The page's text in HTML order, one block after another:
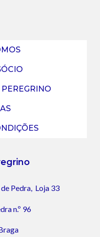
Pedra, Loja 33
n.º 96